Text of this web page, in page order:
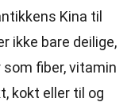
Kina til
ikke bare deilige,
fiber, vitamin
kokt eller til og